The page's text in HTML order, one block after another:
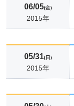
06/05(金)
2015年
05/31(日)
2015年